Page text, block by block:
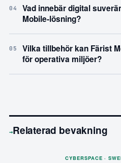
04
Vad innebär digital
Mobile-lösning?
05
Vilka tillbehör kan Färist
för operativa miljöer?
→Relaterad bevakning
CYBERSPACE ·